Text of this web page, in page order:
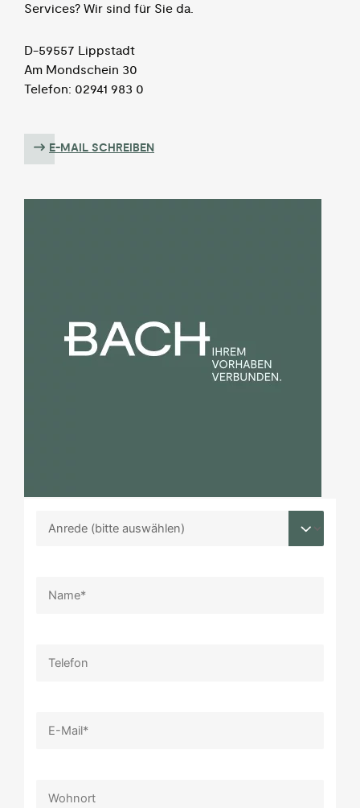
Services? Wir sind für Sie da.
D-59557 Lippstadt
Am Mondschein 30
Telefon: 02941 983 0
E-MAIL SCHREIBEN